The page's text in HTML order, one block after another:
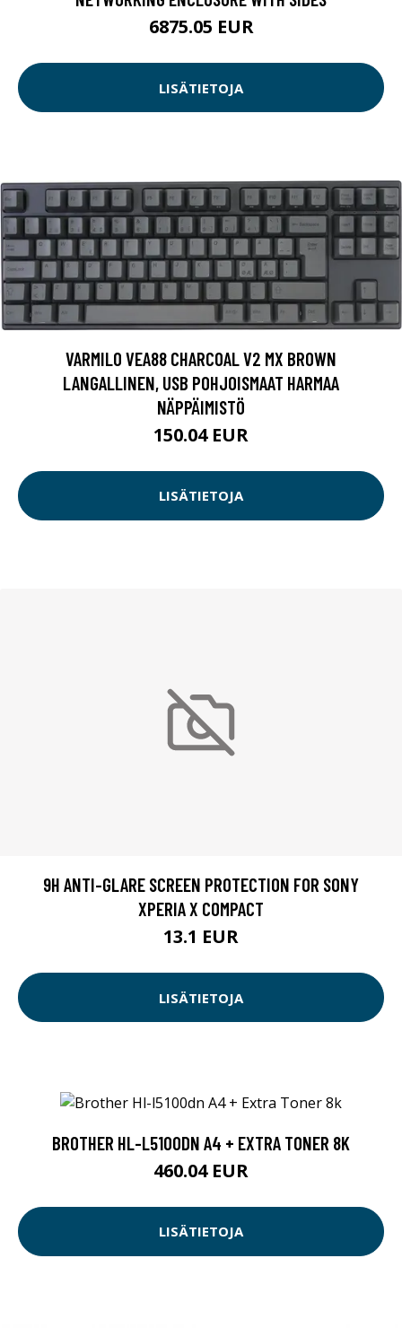
6875.05 EUR
LISÄTIETOJA
VARMILO VEA88 CHARCOAL V2 MX BROWN
LANGALLINEN, USB POHJOISMAAT HARMAA
NÄPPÄIMISTÖ
150.04 EUR
LISÄTIETOJA
9H ANTI-GLARE SCREEN PROTECTION FOR SONY
XPERIA X COMPACT
13.1 EUR
LISÄTIETOJA
BROTHER HL-L5100DN A4 + EXTRA TONER 8K
460.04 EUR
LISÄTIETOJA